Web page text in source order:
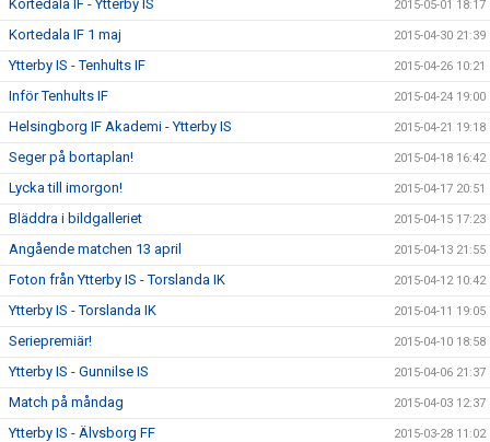
Kortedala IF - Ytterby IS 2015-05-01 18:17
Kortedala IF 1 maj 2015-04-30 21:39
Ytterby IS - Tenhults IF 2015-04-26 10:21
Inför Tenhults IF 2015-04-24 19:00
Helsingborg IF Akademi - Ytterby IS 2015-04-21 19:18
Seger på bortaplan! 2015-04-18 16:42
Lycka till imorgon! 2015-04-17 20:51
Bläddra i bildgalleriet 2015-04-15 17:23
Angående matchen 13 april 2015-04-13 21:55
Foton från Ytterby IS - Torslanda IK 2015-04-12 10:42
Ytterby IS - Torslanda IK 2015-04-11 19:05
Seriepremiär! 2015-04-10 18:58
Ytterby IS - Gunnilse IS 2015-04-06 21:37
Match på måndag 2015-04-03 12:37
Ytterby IS - Älvsborg FF 2015-03-28 11:02